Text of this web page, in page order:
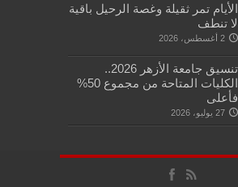
الأيام تمر ثقيلة وغصة الرحيل باقية
لا تنطف
2 أغسطس، 2026
تنسيق جامعة الأزهر 2026..
الكليات المتاحة من مجموع 50%
فأعلى
27 يوليو، 2026